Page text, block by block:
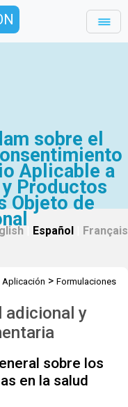
sobre el
Aplicable a
Productos
Objeto de
Español Français
Aplicación > Formulaciones
adicional y
sobre los
en la salud